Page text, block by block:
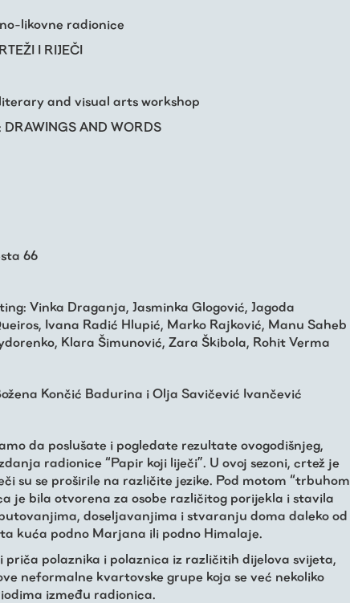
likovne radionice
I RIJEČI
and visual arts workshop
DRAWINGS AND WORDS
66
Vinka Draganja, Jasminka Glogović, Jagoda
Ivana Radić Hlupić, Marko Rajković, Manu Saheb
Klara Šimunović, Zara Škibola, Rohit Verma
Končić Badurina i Olja Savičević Ivančević
da poslušate i pogledate rezultate ovogodišnjeg,
radionice “Papir koji liječi”. U ovoj sezoni, crtež je
su se proširile na različite jezike. Pod motom “trbuhom
je bila otvorena za osobe različitog porijekla i stavila
doseljavanjima i stvaranju doma daleko od
kuća podno Marjana ili podno Himalaje.
priča polaznika i polaznica iz različitih dijelova svijeta,
neformalne kvartovske grupe koja se već nekoliko
između radionica.